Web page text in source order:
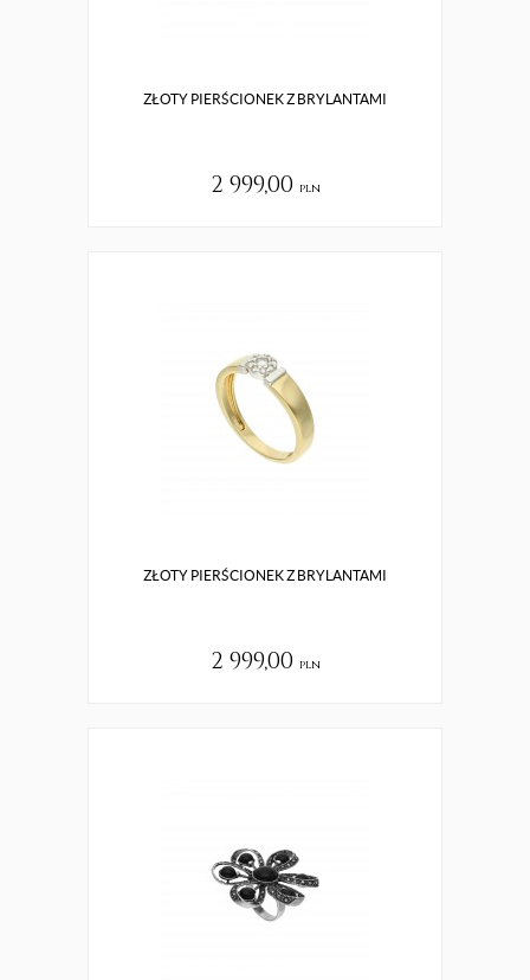
ZŁOTY PIERŚCIONEK Z BRYLANTAMI
2 999,00 pln
ZŁOTY PIERŚCIONEK Z BRYLANTAMI
2 999,00 pln